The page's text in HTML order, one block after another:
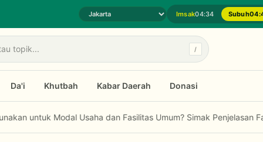
Pilih daerah jadwal sholat Imsak04:34 Subuh
/
Da'i Khutbah Kabar Daerah Donasi
Raih Indonesia Public Relations Awards 2026 Bolehkah Zakat